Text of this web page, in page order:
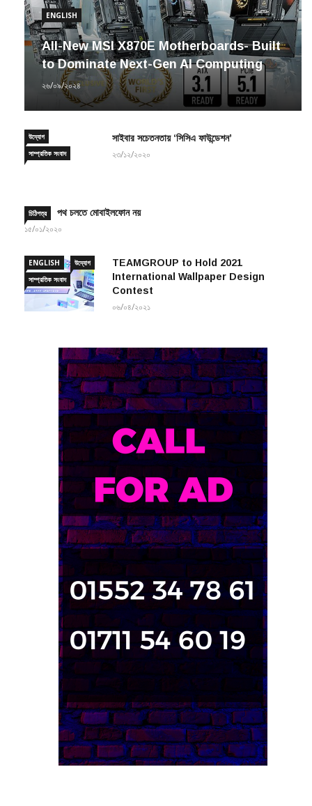
ENGLISH
All-New MSI X870E Motherboards- Built
to Dominate Next-Gen AI Computing
২৬/০৯/২০২৪
উদ্যোগ
সাইবার সচেতনতায় ‘সিসিএ ফাউন্ডেশন’
চিঠিপত্র পথ চলতে মোবাইলফোন নয়
ENGLISH
উদ্যোগ
সাম্প্রতিক সংবাদ
TEAMGROUP to Hold 2021
International Wallpaper Design
Contest